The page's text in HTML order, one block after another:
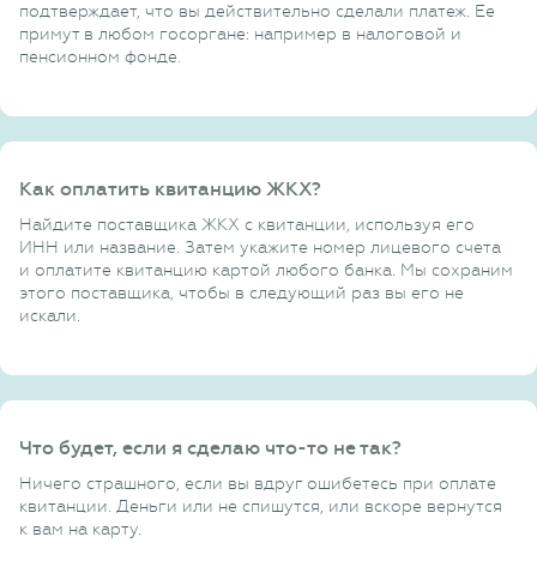
подтверждает, что вы действительно сделали платеж. Ее
примут в любом госоргане: например в налоговой и
пенсионном фонде.
Как оплатить квитанцию ЖКХ?
Найдите поставщика ЖКХ с квитанции, используя его
ИНН или название. Затем укажите номер лицевого счета
и оплатите квитанцию картой любого банка. Мы сохраним
этого поставщика, чтобы в следующий раз вы его не
искали.
Что будет, если я сделаю что-то не так?
Ничего страшного, если вы вдруг ошибетесь при оплате
квитанции. Деньги или не спишутся, или вскоре вернутся
к вам на карту.